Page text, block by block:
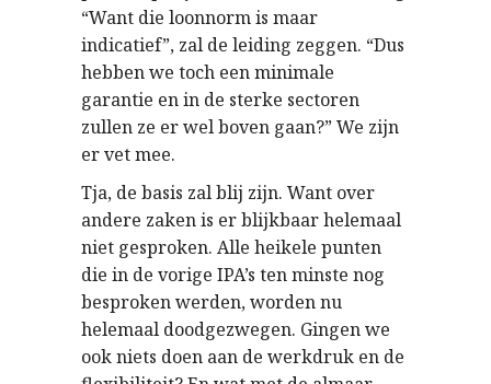
“Want die loonnorm is maar
indicatief”, zal de leiding zeggen. “Dus
hebben we toch een minimale
garantie en in de sterke sectoren
zullen ze er wel boven gaan?” We zijn
er vet mee.
Tja, de basis zal blij zijn. Want over
andere zaken is er blijkbaar helemaal
niet gesproken. Alle heikele punten
die in de vorige IPA’s ten minste nog
besproken werden, worden nu
helemaal doodgezwegen. Gingen we
ook niets doen aan de werkdruk en de